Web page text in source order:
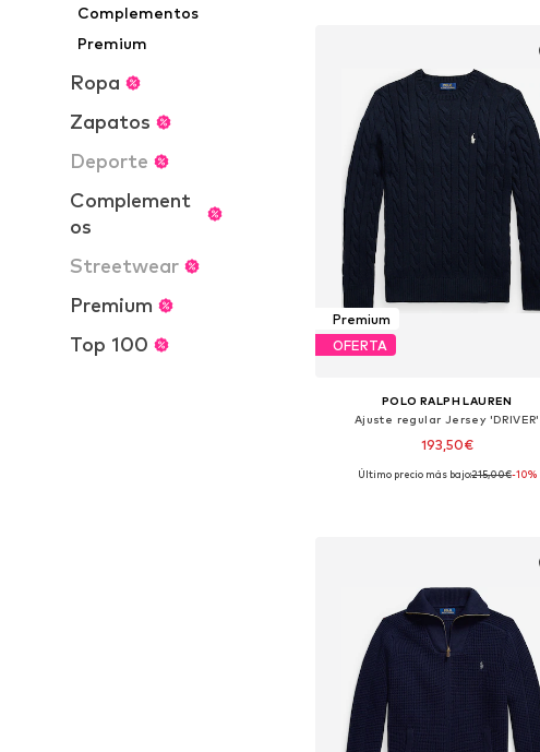
Complementos
Premium
Ropa
Zapatos
Deporte
Complement
os
Streetwear
Premium
Top 100
Premium
OFERTA
POLO RALPH LAUREN
Ajuste regular Jersey 'DRIVER'
193,50€
+9
Tallas disponibles: S, M, L, XL, XXL
Último precio más bajo:215,00€-10%